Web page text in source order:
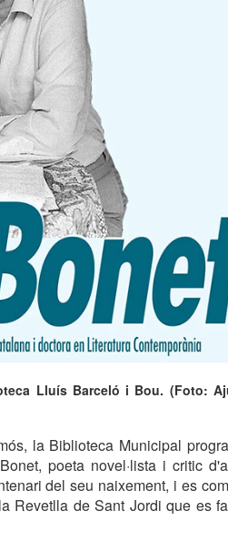
Lluís Barceló i Bou. (Foto:
la Biblioteca Municipal
poeta novel·lista i critic
del seu naixement, i es
Revetlla de Sant Jordi que es